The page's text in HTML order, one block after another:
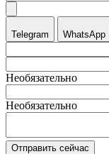
Telegram WhatsApp
Необязательно
Необязательно
Отправить сейчас